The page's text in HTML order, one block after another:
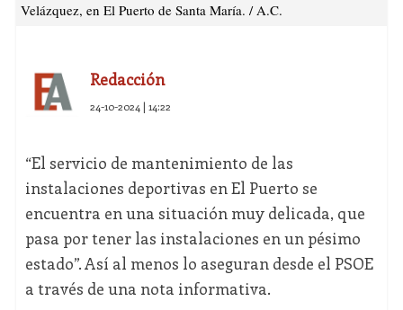
Velázquez, en El Puerto de Santa María. / A.C.
Redacción
24-10-2024 | 14:22
“El servicio de mantenimiento de las
instalaciones deportivas en El Puerto se
encuentra en una situación muy delicada, que
pasa por tener las instalaciones en un pésimo
estado”. Así al menos lo aseguran desde el PSOE
a través de una nota informativa.